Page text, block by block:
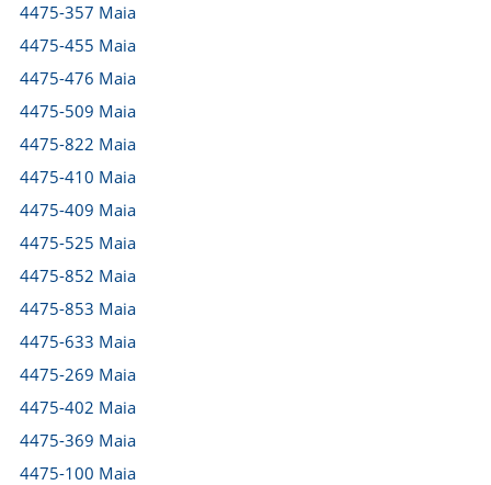
4475-357 Maia
4475-455 Maia
4475-476 Maia
4475-509 Maia
4475-822 Maia
4475-410 Maia
4475-409 Maia
4475-525 Maia
4475-852 Maia
4475-853 Maia
4475-633 Maia
4475-269 Maia
4475-402 Maia
4475-369 Maia
4475-100 Maia